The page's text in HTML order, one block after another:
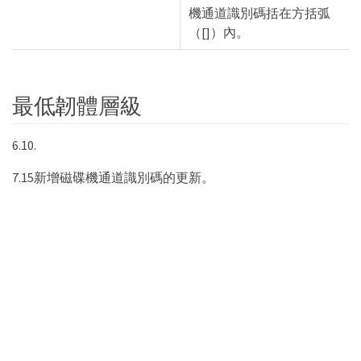
機通道識別碼括在方括弧
（[]）內。
最低韌體層級
6.10.
7.15新增磁碟機通道識別碼的更新。